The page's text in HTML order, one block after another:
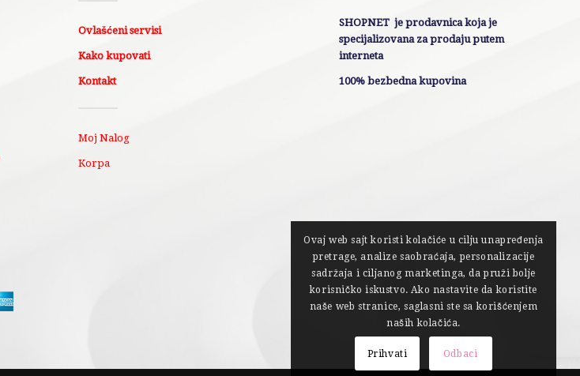
Ovlašćeni servisi
Kako kupovati
Kontakt
Moj Nalog
Korpa
SHOPNET je prodavnica koja je
specijalizovana za prodaju putem
interneta
100% bezbedna kupovina
Ovaj web sajt koristi kolačiće u cilju unapređenja
pretrage, analize saobraćaja, personalizacije
sadržaja i ciljanog marketinga, da pruži bolje
korisničko iskustvo. Ako nastavite da koristite
naše web stranice, saglasni ste sa korišćenjem
naših kolačića.
Prihvati Odbaci